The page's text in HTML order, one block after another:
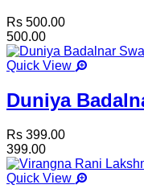
Rs 500.00
500.00
Quick View
Duniya
Rs 399.00
399.00
Quick View